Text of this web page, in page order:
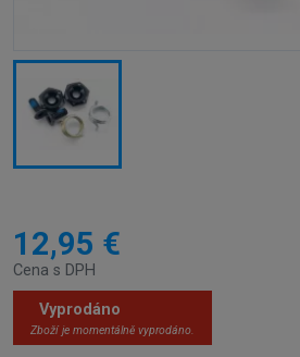
12,95 €
Cena s DPH
Vyprodáno
Zboží je momentálně vyprodáno.